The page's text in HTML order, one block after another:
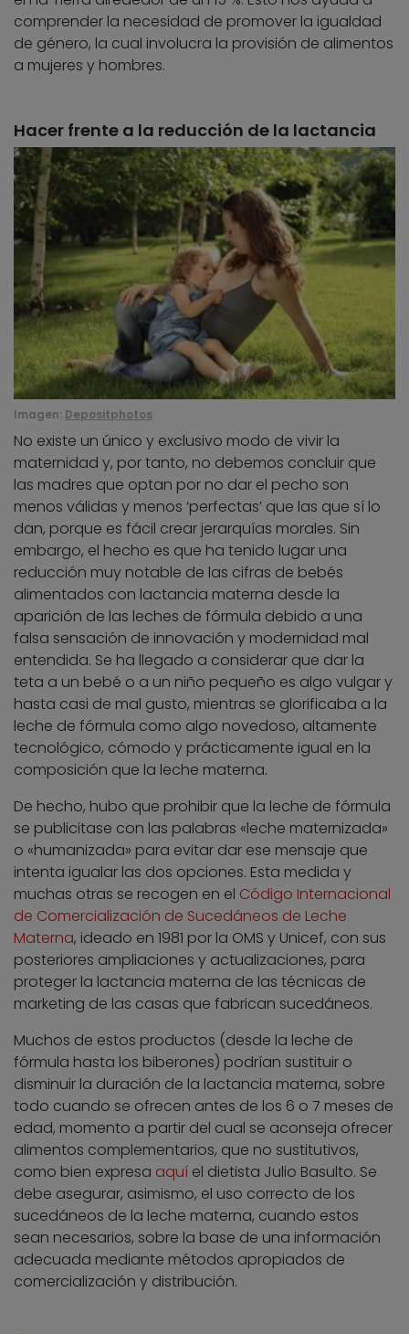
comprender la necesidad de promover la igualdad
de género, la cual involucra la provisión de alimentos
a mujeres y hombres.
Hacer frente a la reducción de la lactancia
Imagen: Depositphotos
No existe un único y exclusivo modo de vivir la
maternidad y, por tanto, no debemos concluir que
las madres que optan por no dar el pecho son
menos válidas y menos ‘perfectas’ que las que sí lo
dan, porque es fácil crear jerarquías morales. Sin
embargo, el hecho es que ha tenido lugar una
reducción muy notable de las cifras de bebés
alimentados con lactancia materna desde la
aparición de las leches de fórmula debido a una
falsa sensación de innovación y modernidad mal
entendida. Se ha llegado a considerar que dar la
teta a un bebé o a un niño pequeño es algo vulgar y
hasta casi de mal gusto, mientras se glorificaba a la
leche de fórmula como algo novedoso, altamente
tecnológico, cómodo y prácticamente igual en la
composición que la leche materna.
De hecho, hubo que prohibir que la leche de fórmula
se publicitase con las palabras «leche maternizada»
o «humanizada» para evitar dar ese mensaje que
intenta igualar las dos opciones. Esta medida y
muchas otras se recogen en el Código Internacional
de Comercialización de Sucedáneos de Leche
Materna, ideado en 1981 por la OMS y Unicef, con sus
posteriores ampliaciones y actualizaciones, para
proteger la lactancia materna de las técnicas de
marketing de las casas que fabrican sucedáneos.
Muchos de estos productos (desde la leche de
fórmula hasta los biberones) podrían sustituir o
disminuir la duración de la lactancia materna, sobre
todo cuando se ofrecen antes de los 6 o 7 meses de
edad, momento a partir del cual se aconseja ofrecer
alimentos complementarios, que no sustitutivos,
como bien expresa aquí el dietista Julio Basulto. Se
debe asegurar, asimismo, el uso correcto de los
sucedáneos de la leche materna, cuando estos
sean necesarios, sobre la base de una información
adecuada mediante métodos apropiados de
comercialización y distribución.